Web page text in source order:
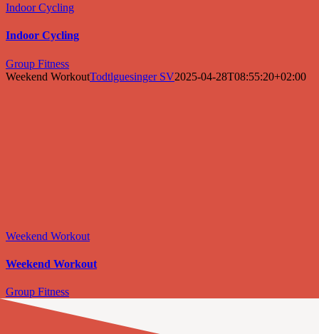
Indoor Cycling
Indoor Cycling
Group Fitness
Weekend WorkoutTodtlguesinger SV2025-04-28T08:55:20+02:00
Weekend Workout
Weekend Workout
Group Fitness